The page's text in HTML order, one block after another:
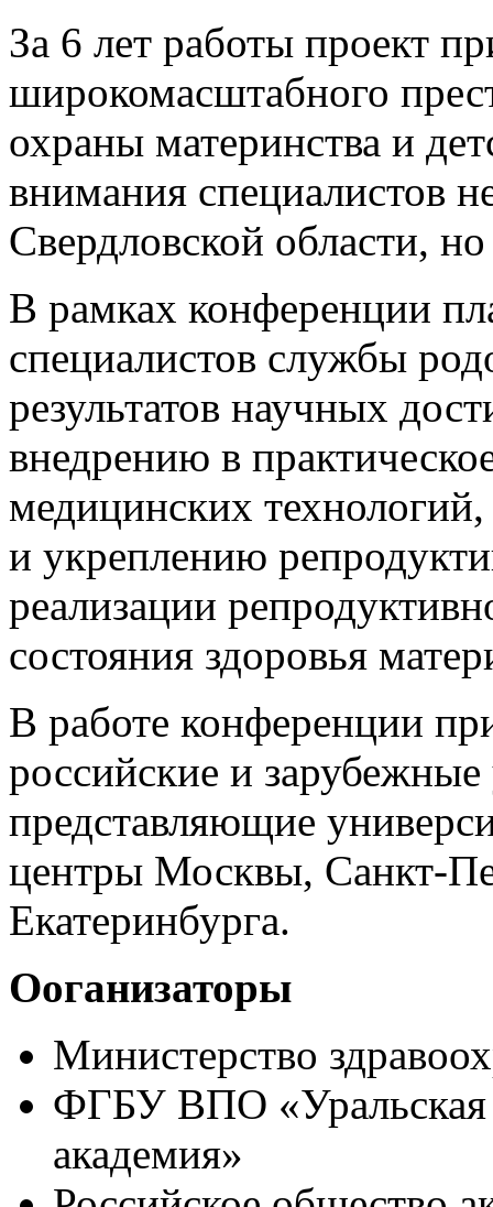
За 6 лет работы проект
широкомасштабного
охраны материнства и
внимания специалистов
Свердловской области,
В рамках конференции
специалистов службы
результатов научных
внедрению в
медицинских
и укреплению
реализации
состояния здоровья
В работе конференции
российские и
представляющие
центры Москвы, Санкт-
Екатеринбурга.
Ооганизаторы
Министерство
ФГБУ ВПО «Уральская
академия»